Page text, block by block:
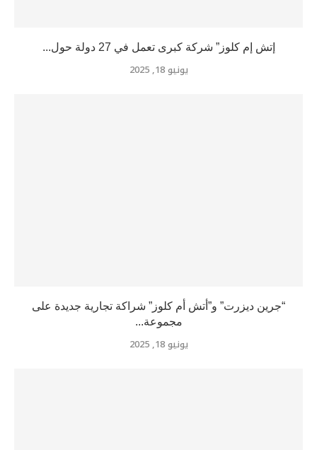
إتش إم كلوز” شركة كبرى تعمل في 27 دولة حول...
يونيو 18, 2025
“جرين ديزرت” و”أتش أم كلوز” شراكة تجارية جديدة على
مجموعة...
يونيو 18, 2025